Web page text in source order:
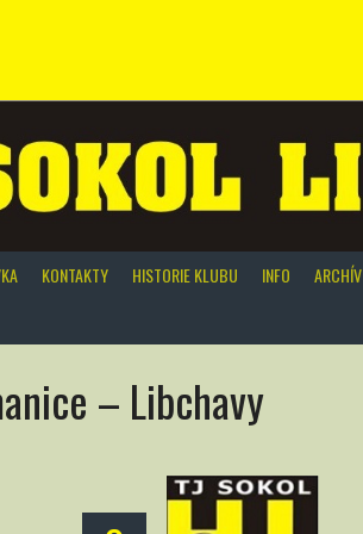
KONTAKTY HISTORIE KLUBU INFO ARCHÍV
– Libchavy